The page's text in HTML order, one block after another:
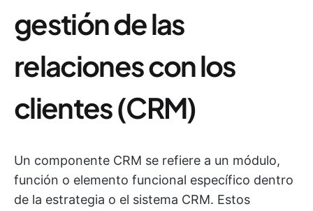
gestión de las
relaciones con los
clientes (CRM)
Un componente CRM se refiere a un módulo,
función o elemento funcional específico dentro
de la estrategia o el sistema CRM. Estos